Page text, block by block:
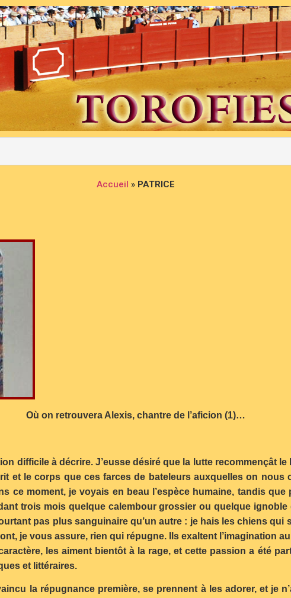
Accueil » PATRICE
Où on retrouvera Alexis, chantre de l’aficion (1)…
difficile à décrire. J’eusse désiré que la lutte recommençât le
et le corps que ces farces de bateleurs auxquelles on
ce moment, je voyais en beau l’espèce humaine, tandis que
trois mois quelque calembour grossier ou quelque
pas plus sanguinaire qu’un autre : je hais les chiens qui
je vous assure, rien qui répugne. Ils exaltent l’imagination
les aiment bientôt à la rage, et cette passion a été
et littéraires.
la répugnance première, se prennent à les adorer, et je